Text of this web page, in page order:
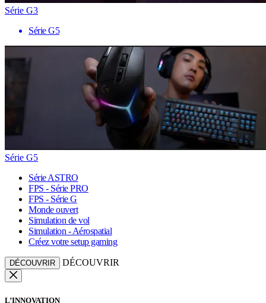
Série G3
Série G5
Série G5
Série ASTRO
FPS - Série PRO
FPS - Série G
Monde ouvert
Simulation de vol
Simulation - Aérospatial
Créez votre setup gaming
DÉCOUVRIR DÉCOUVRIR
L’INNOVATION